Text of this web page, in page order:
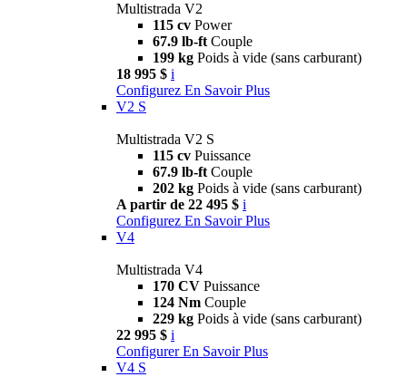
Multistrada V2
115 cv Power
67.9 lb-ft Couple
199 kg Poids à vide (sans carburant)
18 995 $ i
Configurez En Savoir Plus
V2 S
Multistrada V2 S
115 cv Puissance
67.9 lb-ft Couple
202 kg Poids à vide (sans carburant)
A partir de 22 495 $ i
Configurez En Savoir Plus
V4
Multistrada V4
170 CV Puissance
124 Nm Couple
229 kg Poids à vide (sans carburant)
22 995 $ i
Configurer En Savoir Plus
V4 S